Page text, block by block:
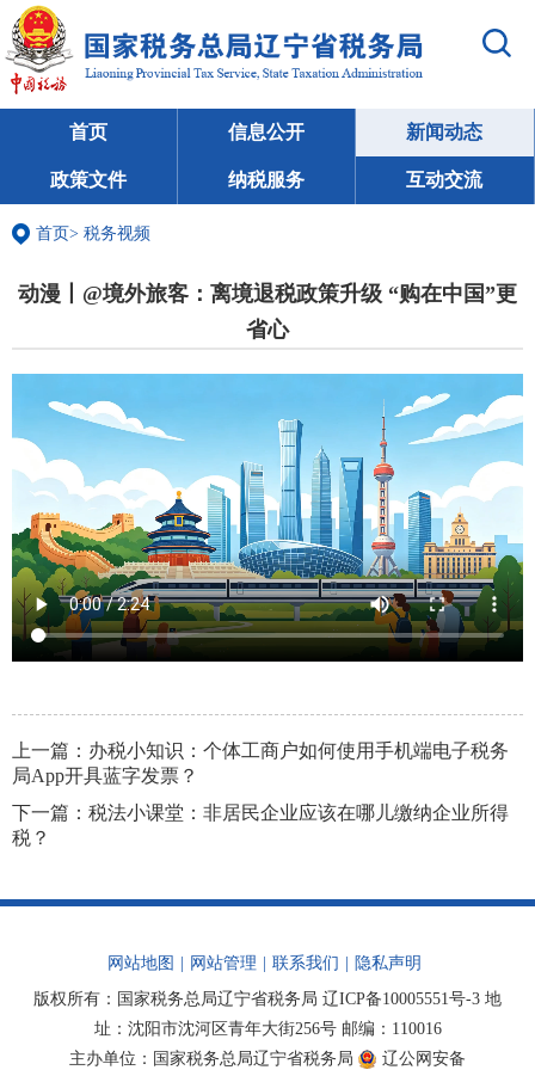
首页 信息公开 新闻动态
政策文件 纳税服务 互动交流
首页> 税务视频
动漫丨@境外旅客：离境退税政策升级 “购在中国”更
省心
上一篇： 办税小知识：个体工商户如何使用手机端电子税务
局App开具蓝字发票？
下一篇： 税法小课堂：非居民企业应该在哪儿缴纳企业所得
税？
网站地图 | 网站管理 | 联系我们 | 隐私声明
版权所有：国家税务总局辽宁省税务局 辽ICP备10005551号-3 地
址：沈阳市沈河区青年大街256号 邮编：110016
主办单位：国家税务总局辽宁省税务局
辽公网安备